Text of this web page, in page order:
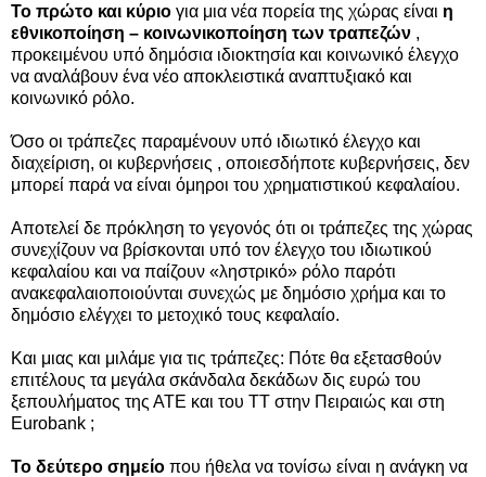
Το πρώτο και κύριο για μια νέα πορεία της χώρας είναι η
εθνικοποίηση – κοινωνικοποίηση των τραπεζών ,
προκειμένου υπό δημόσια ιδιοκτησία και κοινωνικό έλεγχο
να αναλάβουν ένα νέο αποκλειστικά αναπτυξιακό και
κοινωνικό ρόλο.
Όσο οι τράπεζες παραμένουν υπό ιδιωτικό έλεγχο και
διαχείριση, οι κυβερνήσεις , οποιεσδήποτε κυβερνήσεις, δεν
μπορεί παρά να είναι όμηροι του χρηματιστικού κεφαλαίου.
Αποτελεί δε πρόκληση το γεγονός ότι οι τράπεζες της χώρας
συνεχίζουν να βρίσκονται υπό τον έλεγχο του ιδιωτικού
κεφαλαίου και να παίζουν «ληστρικό» ρόλο παρότι
ανακεφαλαιοποιούνται συνεχώς με δημόσιο χρήμα και το
δημόσιο ελέγχει το μετοχικό τους κεφαλαίο.
Και μιας και μιλάμε για τις τράπεζες: Πότε θα εξετασθούν
επιτέλους τα μεγάλα σκάνδαλα δεκάδων δις ευρώ του
ξεπουλήματος της ΑΤΕ και του ΤΤ στην Πειραιώς και στη
Eurobank ;
Το δεύτερο σημείο που ήθελα να τονίσω είναι η ανάγκη να